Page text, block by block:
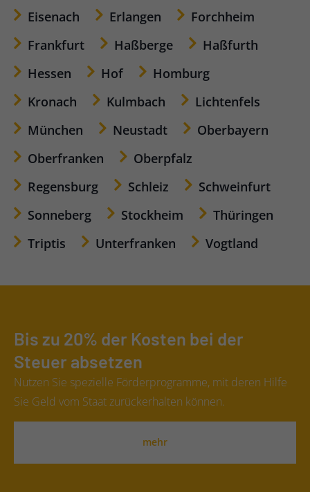
Eisenach Erlangen
Forchheim
Frankfurt
Haßberge
Haßfurth
Hessen
Hof
Homburg
Kronach
Kulmbach
Lichtenfels
München
Neustadt
Oberbayern
Oberfranken
Oberpfalz
Regensburg
Schleiz
Schweinfurt
Sonneberg
Stockheim
Thüringen
Triptis
Unterfranken Vogtland
Bis zu 20% der Kosten bei der
Steuer absetzen
Nutzen Sie spezielle Förderprogramme, mit deren Hilfe
Sie Geld vom Staat zurückerhalten können.
mehr